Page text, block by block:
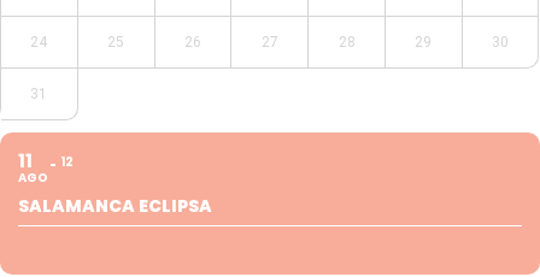
24 25 26 27 28 29 30
31
11
AGO
12
SALAMANCA ECLIPSA